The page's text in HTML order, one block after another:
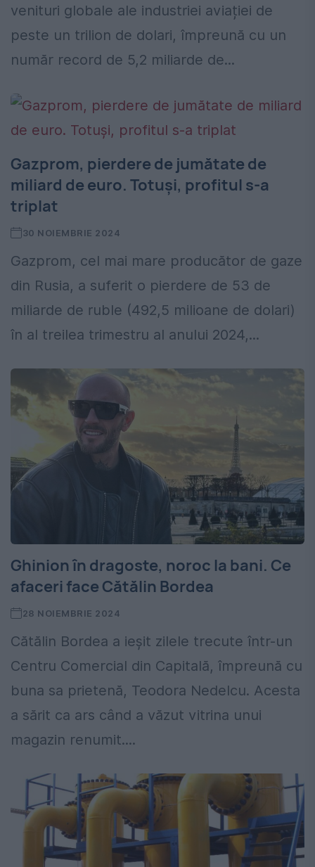
venituri globale ale industriei aviației de
peste un trilion de dolari, împreună cu un
număr record de 5,2 miliarde de...
Gazprom, pierdere de jumătate de
miliard de euro. Totuși, profitul s-a
triplat
30 NOIEMBRIE 2024
Gazprom, cel mai mare producător de gaze
din Rusia, a suferit o pierdere de 53 de
miliarde de ruble (492,5 milioane de dolari)
în al treilea trimestru al anului 2024,...
Ghinion în dragoste, noroc la bani. Ce
afaceri face Cătălin Bordea
28 NOIEMBRIE 2024
Cătălin Bordea a ieșit zilele trecute într-un
Centru Comercial din Capitală, împreună cu
buna sa prietenă, Teodora Nedelcu. Acesta
a sărit ca ars când a văzut vitrina unui
magazin renumit....